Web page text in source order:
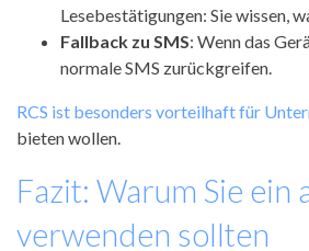
Lesebestätigungen: Sie wissen,
Fallback zu SMS: Wenn das
normale SMS zurückgreifen.
RCS ist besonders vorteilhaft für
bieten wollen.
Fazit: Warum Sie
verwenden sollten